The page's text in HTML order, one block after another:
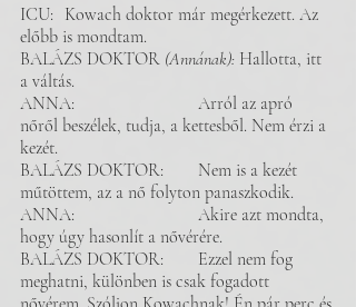
ICU: 	Kowach doktor már megérkezett. Az
előbb is mondtam.
BALÁZS DOKTOR (Annának): Hallotta, itt
a váltás.
ANNA: 			Arról az apró
nőről beszélek, tudja, a kettesből. Nem érzi a
kezét.
BALÁZS DOKTOR: 	Nem is a kezét
műtöttem, az a nő folyton panaszkodik.
ANNA: 			Akire azt mondta,
hogy úgy hasonlít a nővérére.
BALÁZS DOKTOR: 	Ezzel nem fog
meghatni, különben is csak fogadott